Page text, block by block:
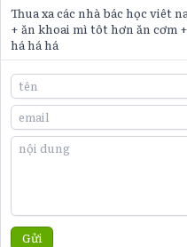
Thua xa các nhà bác học viêt
+ ăn khoai mì tôt hơn ăn cơm
há há há
Gửi